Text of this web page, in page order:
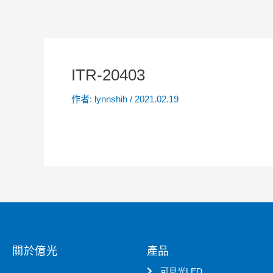
ITR-20403
作者: lynnshih / 2021.02.19
關於億光 產品